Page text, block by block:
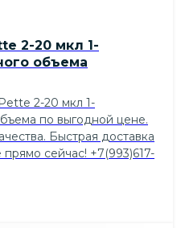
2-20 мкл 1-
объема
2-20 мкл 1-
по выгодной цене.
Быстрая доставка
сейчас! +7(993)617-